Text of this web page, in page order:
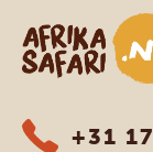
Afrika safari
+31